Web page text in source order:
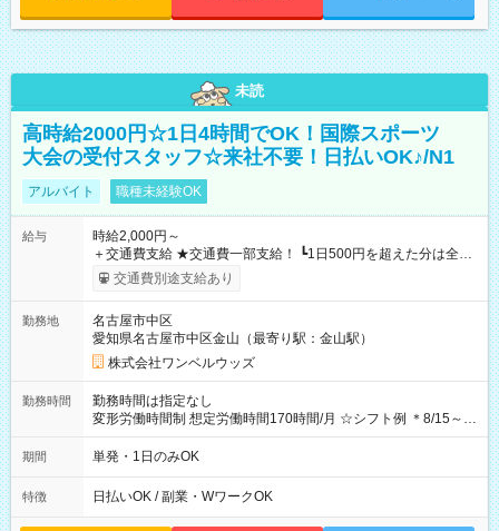
未読
高時給2000円☆1日4時間でOK！国際スポーツ
大会の受付スタッフ☆来社不要！日払いOK♪/N1
アルバイト 職種未経験OK
給与
時給2,000円～
＋交通費支給 ★交通費一部支給！ ┗1日500円を超えた分は全額
支給！ ※往復500円以内の方は自己負担となります ★日払い
OK！（規定あり） ┗働いたその日に現金GET♪ お仕事後はコン
期間なし
交通費別途支給あり
勤務地
名古屋市中区
愛知県名古屋市中区金山（最寄り駅：金山駅）
株式会社ワンベルウッズ
勤務時間
勤務時間は指定なし
変形労働時間制 想定労働時間170時間/月 ☆シフト例 ＊8/15～
10/26 全日共通 08：00～12：00 17：00～21：00 ＊8/31
～9/19のみ下記シフトもあります！ 12：00～16：00 ＊9/6～
00
期間 単発・1日のみOK
特徴 日払いOK / 副業・WワークOK